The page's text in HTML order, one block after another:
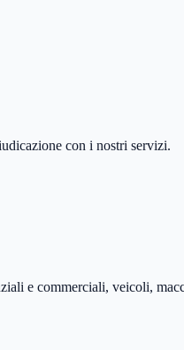
con i nostri servizi.
e commerciali, veicoli,